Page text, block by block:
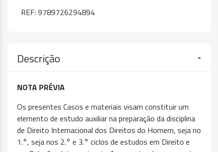
REF: 9789726294894
Descrição
NOTA PRÉVIA
Os presentes Casos e materiais visam constituir um
elemento de estudo auxiliar na preparação da disciplina
de Direito Internacional dos Direitos do Homem, seja no
1.°, seja nos 2.° e 3.° ciclos de estudos em Direito e